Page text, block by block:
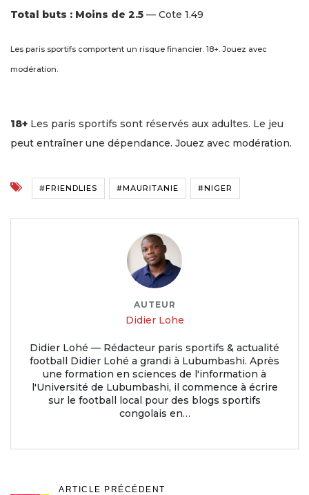
Total buts : Moins de 2.5 — Cote 1.49
Les paris sportifs comportent un risque financier. 18+. Jouez avec
modération.
18+ Les paris sportifs sont réservés aux adultes. Le jeu
peut entraîner une dépendance. Jouez avec modération.
#FRIENDLIES #MAURITANIE #NIGER
AUTEUR
Didier Lohe
Didier Lohé — Rédacteur paris sportifs & actualité
football Didier Lohé a grandi à Lubumbashi. Après
une formation en sciences de l'information à
l'Université de Lubumbashi, il commence à écrire
sur le football local pour des blogs sportifs
congolais en…
ARTICLE PRÉCÉDENT